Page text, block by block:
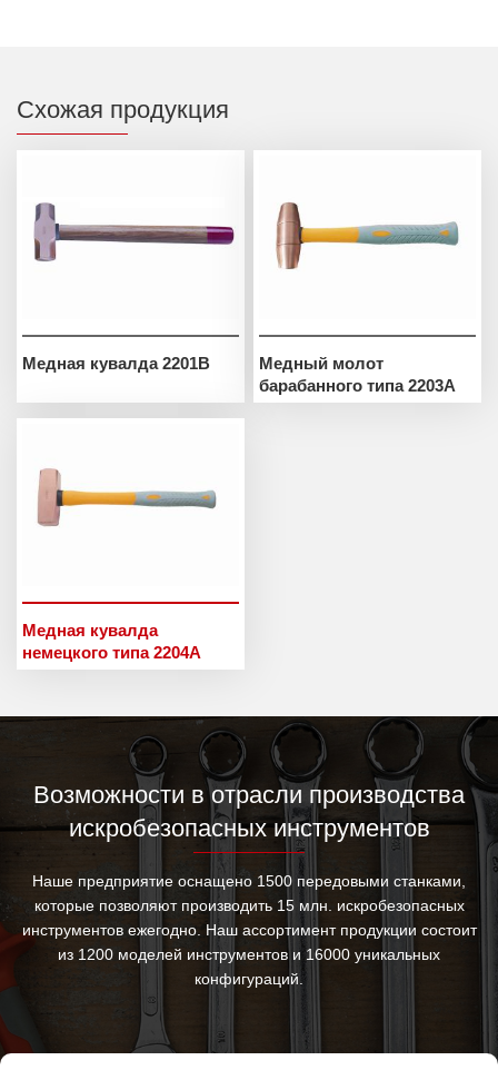
Схожая продукция
Медная кувалда 2201B
Медный молот
барабанного типа 2203A
Медная кувалда
немецкого типа 2204A
Возможности в отрасли производства
искробезопасных инструментов
Наше предприятие оснащено 1500 передовыми станками,
которые позволяют производить 15 млн. искробезопасных
инструментов ежегодно. Наш ассортимент продукции состоит
из 1200 моделей инструментов и 16000 уникальных
конфигураций.